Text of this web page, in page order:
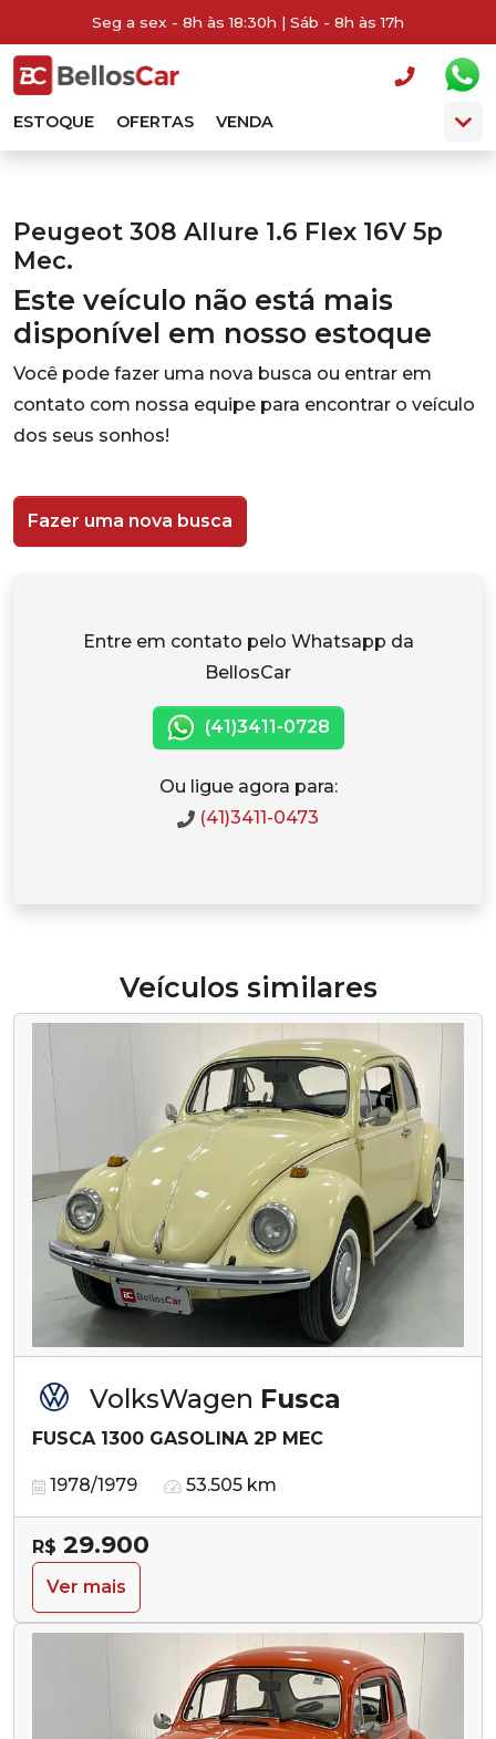
Seg a sex - 8h às 18:30h | Sáb - 8h às 17h
ESTOQUE OFERTAS VENDA
Peugeot 308 Allure 1.6 Flex 16V 5p
Mec.
Este veículo não está mais
disponível em nosso estoque
Você pode fazer uma nova busca ou entrar em
contato com nossa equipe para encontrar o veículo
dos seus sonhos!
Fazer uma nova busca
Entre em contato pelo Whatsapp da
BellosCar
(41)3411-0728
Ou ligue agora para:
(41)3411-0473
Veículos similares
VolksWagen Fusca
FUSCA 1300 GASOLINA 2P MEC
1978/1979 53.505 km
R$ 29.900
Ver mais